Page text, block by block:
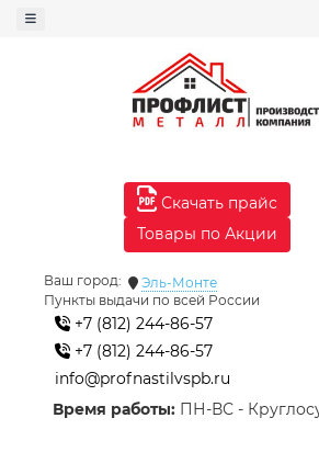
Скачать прайс
Товары по Акции
Ваш город:
Эль-Монте
Пункты выдачи по всей России
+7 (812) 244-86-57
+7 (812) 244-86-57
info@profnastilvspb.ru
Время работы: ПН-ВС -